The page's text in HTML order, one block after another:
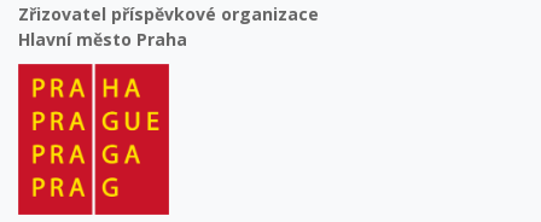
Zřizovatel příspěvkové organizace
Hlavní město Praha